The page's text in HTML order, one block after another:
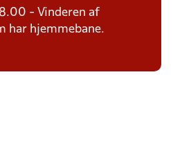
- Vinderen af
har hjemmebane.